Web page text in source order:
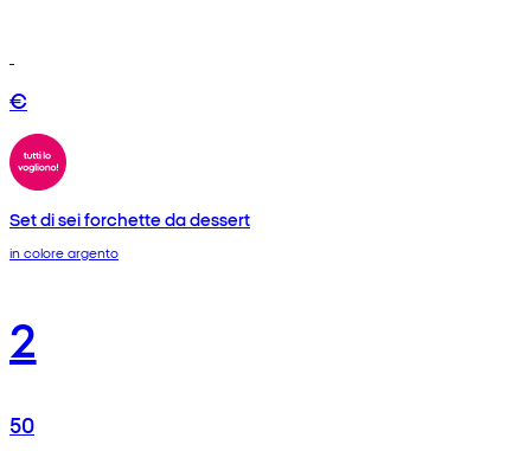
€
Set di sei forchette da dessert
in colore argento
2
50